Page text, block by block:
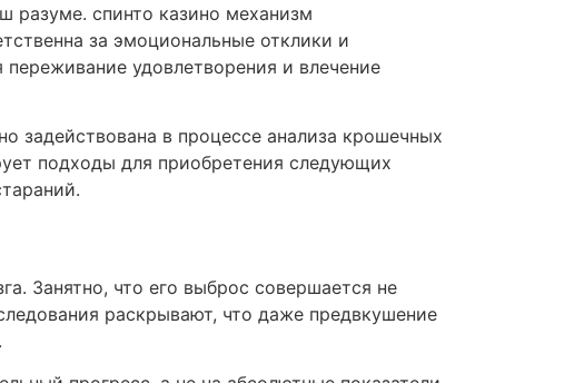
разуме. спинто казино механизм
за эмоциональные отклики и
удовлетворения и влечение
задействована в процессе анализа крошечных
подходы для приобретения следующих
Занятно, что его выброс совершается не
раскрывают, что даже предвкушение